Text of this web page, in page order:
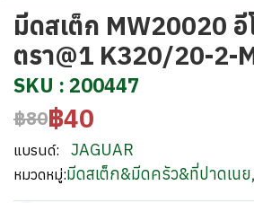
มีดสเต็ก MW20020 อี
ตรา@1 K320/20-2-
SKU : 200447
฿80฿40
แบรนด์: JAGUAR
หมวดหมู่:มีดสเต็ก&มีดครัว&ที่ปาดเนย,